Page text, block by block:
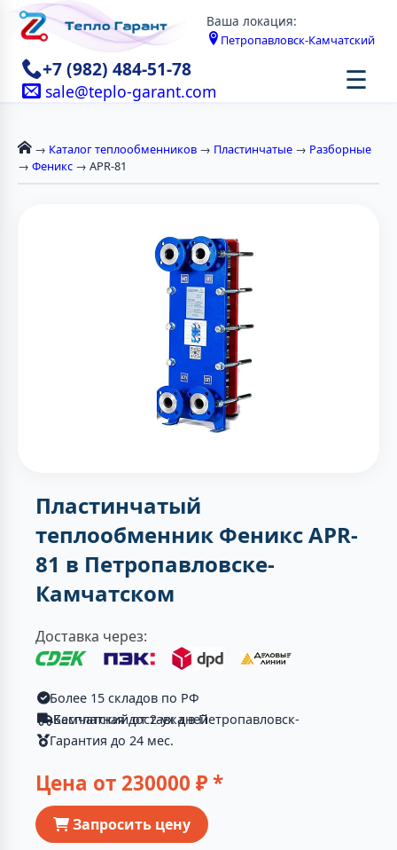
Ваша локация:
Петропавловск-Камчатский
+7 (982) 484-51-78
sale@teplo-garant.com ☰
→ Каталог теплообменников → Пластинчатые → Разборные
→ Феникс → APR-81
Пластинчатый
теплообменник Феникс APR-
81 в Петропавловске-
Камчатском
Доставка через:
Более 15 складов по РФ
Бесплатная доставка в Петропавловск-Камчатский от 2-ух дней
Гарантия до 24 мес.
Цена от 230000 ₽ *
Запросить цену